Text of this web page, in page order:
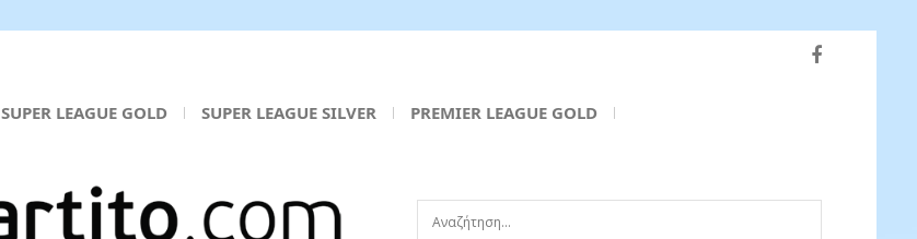
SUPER LEAGUE GOLD SUPER LEAGUE SILVER
PREMIER LEAGUE GOLD
Αναζήτηση...